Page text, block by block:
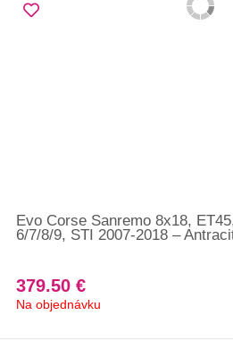
Evo Corse Sanremo 8x18,
6/7/8/9, STI 2007-2018 –
379.50 €
Na objednávku